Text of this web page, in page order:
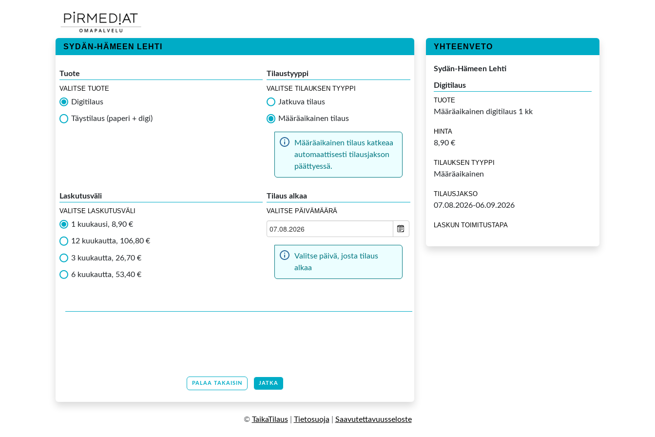
SYDÄN-HÄMEEN LEHTI
Tuote
VALITSE TUOTE
Digitilaus
Täystilaus (paperi + digi)
Tilaustyyppi
VALITSE TILAUKSEN TYYPPI
Jatkuva tilaus
Määräaikainen tilaus
Määräaikainen tilaus katkeaa
automaattisesti tilausjakson
päättyessä.
Laskutusväli
VALITSE LASKUTUSVÄLI
1 kuukausi, 8,90 €
12 kuukautta, 106,80 €
3 kuukautta, 26,70 €
6 kuukautta, 53,40 €
Tilaus alkaa
VALITSE PÄIVÄMÄÄRÄ
Valitse päivä, josta tilaus
alkaa
PALAA TAKAISIN JATKA
YHTEENVETO
Sydän-Hämeen Lehti
Digitilaus
TUOTE
Määräaikainen digitilaus 1 kk
HINTA
8,90 €
TILAUKSEN TYYPPI
Määräaikainen
TILAUSJAKSO
07.08.2026-06.09.2026
LASKUN TOIMITUSTAPA
© TaikaTilaus| Tietosuoja Saavutettavuusseloste